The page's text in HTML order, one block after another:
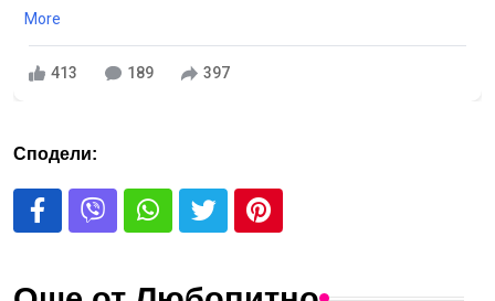
More
413 189 397
Сподели: